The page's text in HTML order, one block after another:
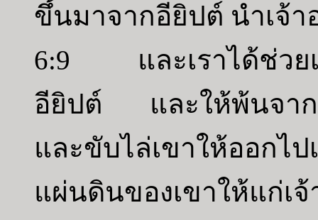
ขึ้นมาจากอียิปต์ นำเจ้า
6:9 และเราได้ช่วยเ
อียิปต์ และให้พ้นจาก
และขับไล่เขาให้ออก
แผ่นดินของเขาให้แก่เจ้